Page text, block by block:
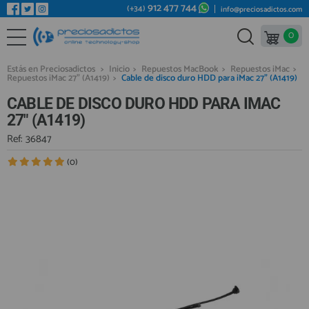
REPUESTOS MÓVILES
REPUESTOS TABLET
REPUESTOS VIDEOCONSOLAS
REPUESTOS MACBOOK
REPUESTOS OTROS DISPOSITIVOS
Bienvenid@ otra vez
YA SOY CLIENTE
Recordarme
(+34) 912 477 744 info@preciosadictos.com
0
Estás en Preciosadictos > Inicio > Repuestos MacBook > Repuestos iMac >
Repuestos iMac 27" (A1419) > Cable de disco duro HDD para iMac 27" (A1419)
CABLE DE DISCO DURO HDD PARA IMAC
27" (A1419)
Ref: 36847
(0)